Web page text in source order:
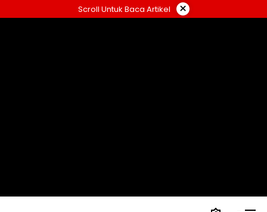
ke
Scroll Untuk Baca Artikel ×